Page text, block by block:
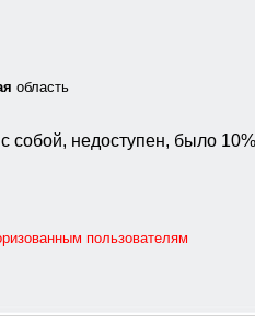
область
недоступен, было 10%
пользователям